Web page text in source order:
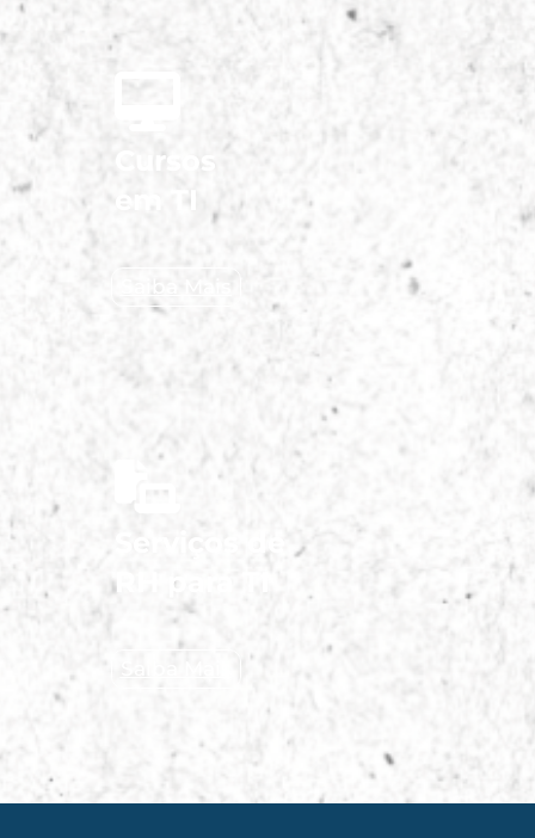
Cursos
RH para TI